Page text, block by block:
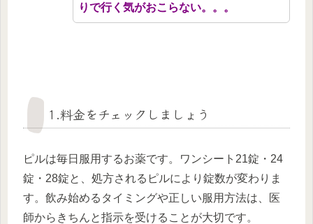
りで行く気がおこらない。。。
1.料金をチェックしましょう
ピルは毎日服用するお薬です。ワンシート21錠・24
錠・28錠と、処方されるピルにより錠数が変わりま
す。飲み始めるタイミングや正しい服用方法は、医
師からきちんと指示を受けることが大切です。